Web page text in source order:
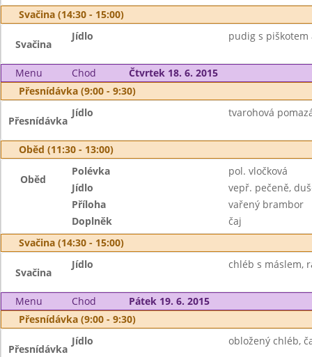
Svačina (14:30 - 15:00)
Svačina
Jídlo pudig s piškotem
Menu Chod
Čtvrtek 18. 6. 2015
Přesnídávka (9:00 - 9:30)
Přesnídávka
Jídlo tvarohová
Oběd (11:30 - 13:00)
Oběd
Polévka
pol. vločková
Jídlo
vepř. pečeně,
Příloha
vařený brambor
Doplněk
čaj
Svačina (14:30 - 15:00)
Svačina
Jídlo chléb s máslem,
Menu Chod
Pátek 19. 6. 2015
Přesnídávka (9:00 - 9:30)
Přesnídávka
Jídlo obložený chléb,